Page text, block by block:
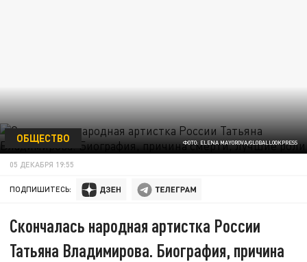
ФОТО: ELENA MAYOROVA/GLOBALLOOKPRESS
ОБЩЕСТВО
05 ДЕКАБРЯ 19:55
ПОДПИШИТЕСЬ:
Скончалась народная артистка России
Татьяна Владимирова. Биография, причина